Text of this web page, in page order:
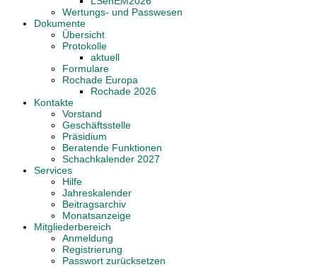
Wertungs- und Passwesen
Dokumente
Übersicht
Protokolle
aktuell
Formulare
Rochade Europa
Rochade 2026
Kontakte
Vorstand
Geschäftsstelle
Präsidium
Beratende Funktionen
Schachkalender 2027
Services
Hilfe
Jahreskalender
Beitragsarchiv
Monatsanzeige
Mitgliederbereich
Anmeldung
Registrierung
Passwort zurücksetzen